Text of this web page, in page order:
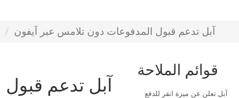
آبل تدعم قبول المدفوعات دون تلامس عبر آيفون
آبل تدعم
قوائم الملاحة
آبل تعلن عن ميزة انقر للدفع